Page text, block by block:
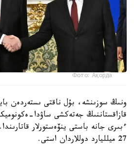
Фото: Ақорда
ونىڭ سوزىنشە، بۇل ناقتى ىستەردەن
قازاقستاننىڭ جەتەكشى ساۋدا-
ءبىرى جانە باستى ينۆەستورلار
27 ميلليارد دوللاردان استى.